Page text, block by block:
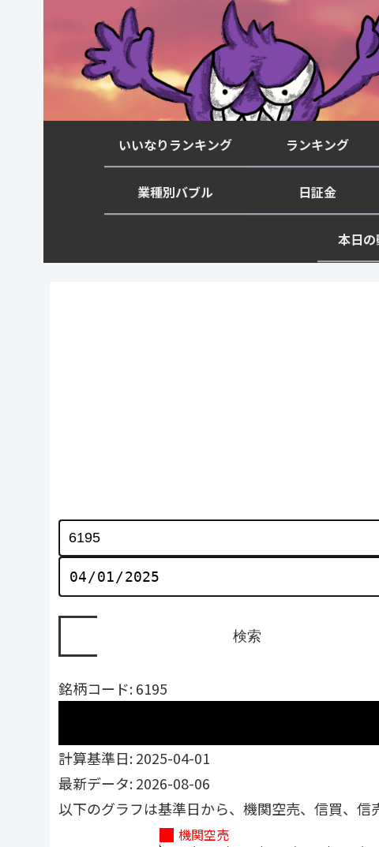
いいなりランキング ランキング
業種別バブル 日証金
本日
銘柄コード: 6195
計算基準日: 2025-04-01
最新データ: 2026-08-06
以下のグラフは基準日から、機関空売、信買、信
機関空売